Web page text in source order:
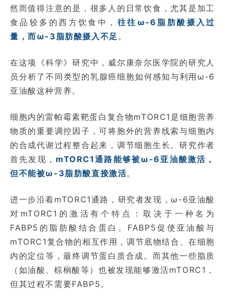
然而值得注意的是，很多人的日常饮食，尤其是加工
食品较多的西方饮食中， 往往ω-6脂肪酸摄入过
量，而ω-3脂肪酸摄入不足 。
在这项《科学》研究中，威尔康奈尔医学院的研究人
员分析了不同类型的乳腺癌细胞如何感知与利用ω-6
亚油酸这种营养。
细胞内的雷帕霉素靶蛋白复合物mTORC1是细胞营养
物质的重要调控因子，可将胞外的营养线索与细胞内
的合成代谢过程整合起来，调节细胞生长。研究作者
首先发现， mTORC1通路能够被ω-6亚油酸激活，
但不能被ω-3脂肪酸直接激活。
进一步沿着mTORC1通路，研究者发现，ω-6亚油酸
对mTORC1的激活有个特点：取决于一种名为
FABP5的脂肪酸结合蛋白。FABP5促使亚油酸与
mTORC1复合物的相互作用，调节底物结合、在细胞
内的定位等，最终调节蛋白质合成。而其他一些脂质
（如油酸、棕榈酸等）也被发现能够激活mTORC1，
但其过程不需要FABP5。